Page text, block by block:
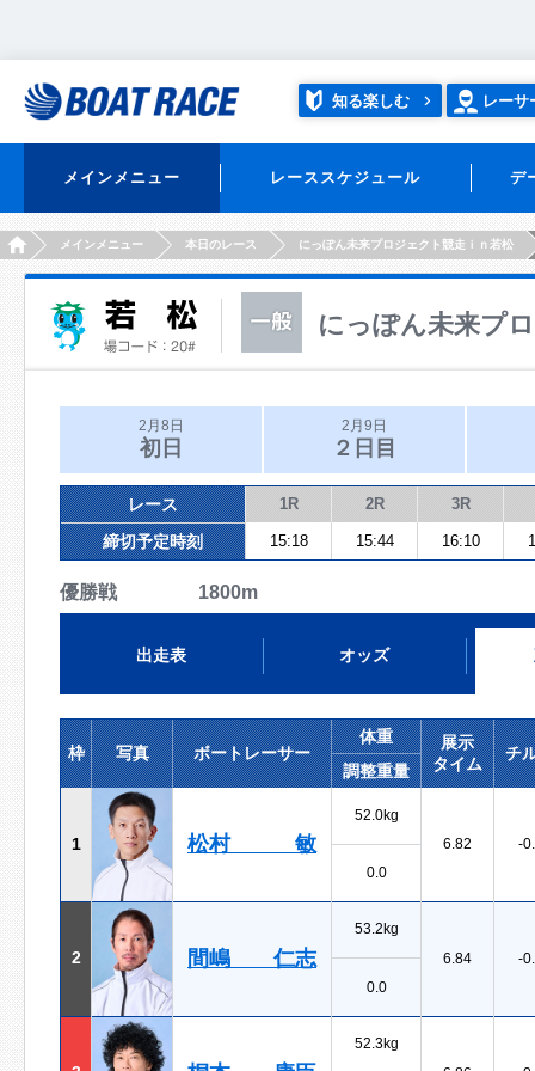
知る楽しむ レーサ
メインメニュー レーススケジュール デ
HOMEメインメニュー 本日のレース にっぽん未来プロジェクト競走ｉｎ若松
にっぽん未来プ
2月8日
初日
2月9日
２日目
レース 1R 2R 3R
締切予定時刻 15:18 15:44 16:10
優勝戦 1800m
出走表 オッズ
枠 写真 ボートレーサー
体重
展示
タイム
チ
調整重量
1 松村 敏
52.0kg
6.82
-
0.0
2 間嶋 仁志
53.2kg
6.84
-
0.0
52.3kg